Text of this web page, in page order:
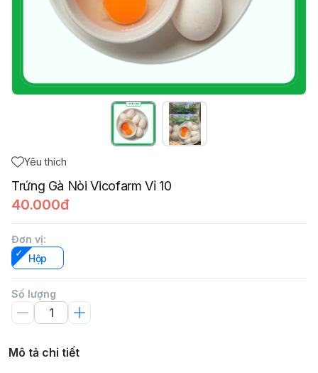
Yêu thích
Trứng Gà Nòi Vicofarm Vỉ 10
40.000đ
Đơn vị:
Hộp
Số lượng
Mô tả chi tiết